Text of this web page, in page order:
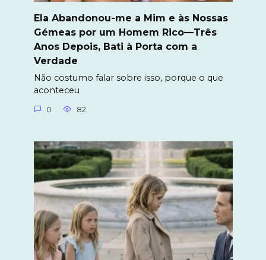
Ela Abandonou-me a Mim e às Nossas
Gémeas por um Homem Rico—Três
Anos Depois, Bati à Porta com a
Verdade
Não costumo falar sobre isso, porque o que
aconteceu
0 82